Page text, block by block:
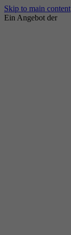
Skip to main content
Ein Angebot der